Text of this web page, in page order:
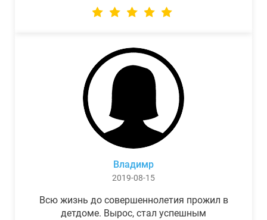
Владимр
2019-08-15
Всю жизнь до совершеннолетия прожил в
детдоме. Вырос, стал успешным